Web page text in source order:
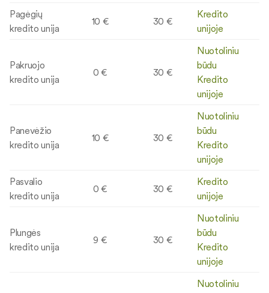
Pagėgių
kredito unija
10 € 30 €
Kredito
unijoje
Pakruojo
kredito unija
0 € 30 €
Nuotoliniu
būdu
Kredito
unijoje
Panevėžio
kredito unija
10 € 30 €
Nuotoliniu
būdu
Kredito
unijoje
Pasvalio
kredito unija
0 € 30 €
Kredito
unijoje
Plungės
kredito unija
9 € 30 €
Nuotoliniu
būdu
Kredito
unijoje
Nuotoliniu